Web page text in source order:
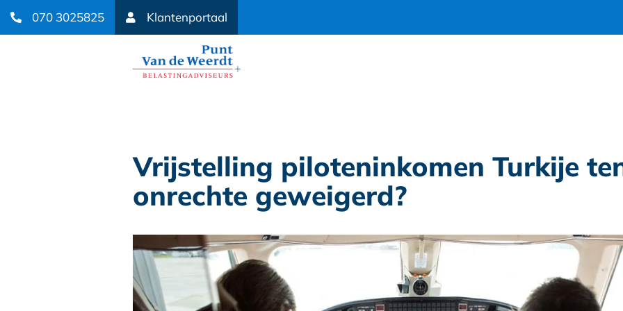
070 3025825 Klantenportaal
Vrijstelling piloteninkomen Turkije
onrechte geweigerd?